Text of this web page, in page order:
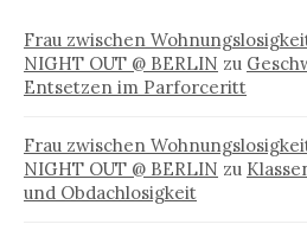
Frau zwischen
NIGHT OUT @ BERLIN zu
Entsetzen im Parforceritt
Frau zwischen
NIGHT OUT @ BERLIN zu
und Obdachlosigkeit